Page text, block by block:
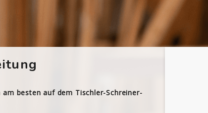
besten auf dem Tischler-Schreiner-